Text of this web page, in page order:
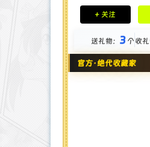
积分成就
钻石 : 185 颗
金币 : 4 枚
在线时间 : 1951
注册时间 : 2024-
最后登录 : 2026-
+ 关注
送礼物： 3个收礼
官方·绝代收藏家